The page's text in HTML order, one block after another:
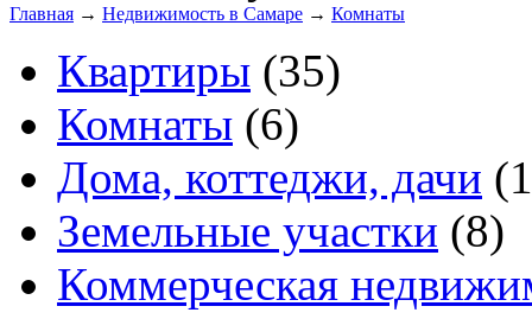
Главная → Недвижимость в Самаре → Комнаты
Квартиры (35)
Комнаты (6)
Дома, коттеджи, дачи
Земельные участки (8)
Коммерческая